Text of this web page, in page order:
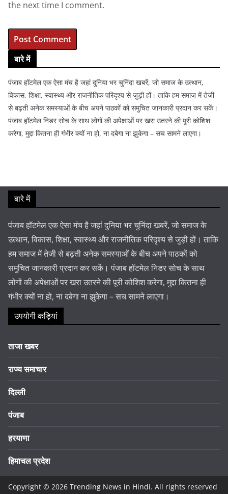
the next time I comment.
बारे में
पंजाब हॉटमेल एक ऐसा मंच है जहां दुनिया भर चुनिंदा खबरें, जो समाज के उत्थान,
विकास, शिक्षा, स्वास्थ्य और राजनीतिक परिदृश्य से जुड़ी हों। ताकि हम समाज में तेजी
से बढ़ती अनेक समस्याओं के बीच अपने पाठकों को समुचित जानकारी प्रदान कर सकें।
पंजाब हॉटमेल निडर सोच के साथ लोगों की अपेक्षाओं पर खरा उतरने की पूरी कोशिश
करेगा, मुद्दा कितना ही गंभीर क्यों ना हो, ना दबेगा ना झुकेगा – सच सामने लाएगा।
बारे में
पंजाब हॉटमेल एक ऐसा मंच है जहां दुनिया भर चुनिंदा खबरें, जो समाज के
उत्थान, विकास, शिक्षा, स्वास्थ्य और राजनीतिक परिदृश्य से जुड़ी हों। ताकि
हम समाज में तेजी से बढ़ती अनेक समस्याओं के बीच अपने पाठकों को
समुचित जानकारी प्रदान कर सकें। पंजाब हॉटमेल निडर सोच के साथ
लोगों की अपेक्षाओं पर खरा उतरने की पूरी कोशिश करेगा, मुद्दा कितना ही
गंभीर क्यों ना हो, ना दबेगा ना झुकेगा – सच सामने लाएगा।
उपयोगी कड़ियां
ताजा खबर
राज्य समाचार
दिल्ली
पंजाब
हरयाणा
हिमाचल प्रदेश
Copyright © 2026 Trending News in Hindi. All rights reserved